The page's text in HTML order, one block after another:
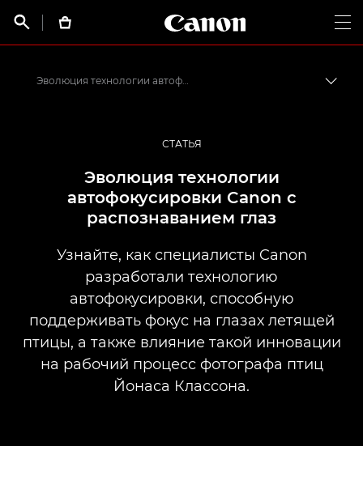
 
Canon Logo, back
Профессиональная фото- и видеосъемка
Истории от профессионалов: вдохновляющие идеи для печати, а также фото- и видеосъемки
СТАТЬЯ
Эволюция технологии
автофокусировки Canon с
распознаванием глаз
Узнайте, как специалисты Canon
разработали технологию
автофокусировки, способную
поддерживать фокус на глазах летящей
птицы, а также влияние такой инновации
на рабочий процесс фотографа птиц
Йонаса Классона.